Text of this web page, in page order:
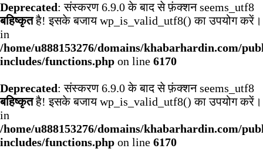
Deprecated: संस्करण 6.9.0 के बाद से फ़ंक्शन seems_utf8
बहिष्कृतहै! इसके बजाय wp_is_valid_utf8() का उपयोग करें।
in
/home/u888153276/domains/khabarhardin.com/
includes/functions.php on line 6170
Deprecated: संस्करण 6.9.0 के बाद से फ़ंक्शन seems_utf8
बहिष्कृतहै! इसके बजाय wp_is_valid_utf8() का उपयोग करें।
in
/home/u888153276/domains/khabarhardin.com/
includes/functions.php on line 6170